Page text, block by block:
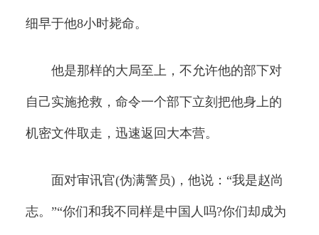
细早于他8小时毙命。
他是那样的大局至上，不允许他的部下对
自己实施抢救，命令一个部下立刻把他身上的
机密文件取走，迅速返回大本营。
面对审讯官(伪满警员)，他说：“我是赵尚
志。”“你们和我不同样是中国人吗?你们却成为